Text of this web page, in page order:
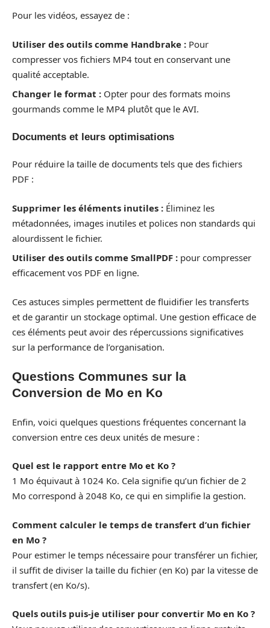
Pour les vidéos, essayez de :
Utiliser des outils comme Handbrake : Pour
compresser vos fichiers MP4 tout en conservant une
qualité acceptable.
Changer le format : Opter pour des formats moins
gourmands comme le MP4 plutôt que le AVI.
Documents et leurs optimisations
Pour réduire la taille de documents tels que des fichiers
PDF :
Supprimer les éléments inutiles : Éliminez les
métadonnées, images inutiles et polices non standards qui
alourdissent le fichier.
Utiliser des outils comme SmallPDF : pour compresser
efficacement vos PDF en ligne.
Ces astuces simples permettent de fluidifier les transferts
et de garantir un stockage optimal. Une gestion efficace de
ces éléments peut avoir des répercussions significatives
sur la performance de l’organisation.
Questions Communes sur la
Conversion de Mo en Ko
Enfin, voici quelques questions fréquentes concernant la
conversion entre ces deux unités de mesure :
Quel est le rapport entre Mo et Ko ?
1 Mo équivaut à 1024 Ko. Cela signifie qu’un fichier de 2
Mo correspond à 2048 Ko, ce qui en simplifie la gestion.
Comment calculer le temps de transfert d’un fichier
en Mo ?
Pour estimer le temps nécessaire pour transférer un fichier,
il suffit de diviser la taille du fichier (en Ko) par la vitesse de
transfert (en Ko/s).
Quels outils puis-je utiliser pour convertir Mo en Ko ?